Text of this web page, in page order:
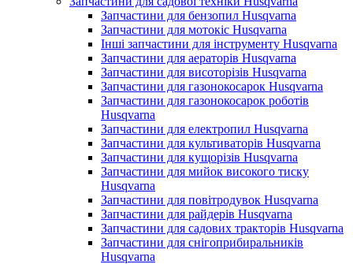
Запчастини для бензопил Husqvarna
Запчастини для мотокіс Husqvarna
Інші запчастини для інструменту Husqvarna
Запчастини для аераторів Husqvarna
Запчастини для висоторізів Husqvarna
Запчастини для газонокосарок Husqvarna
Запчастини для газонокосарок роботів
Husqvarna
Запчастини для електропил Husqvarna
Запчастини для культиваторів Husqvarna
Запчастини для кущорізів Husqvarna
Запчастини для мийок високого тиску
Husqvarna
Запчастини для повітродувок Husqvarna
Запчастини для райдерів Husqvarna
Запчастини для садових тракторів Husqvarna
Запчастини для снігоприбиральників
Husqvarna